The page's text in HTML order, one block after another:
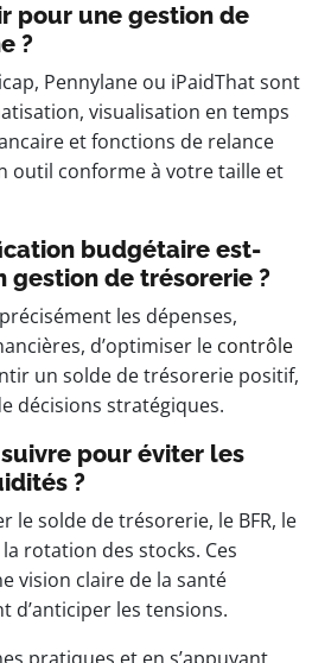
pour une gestion de
?
Pennylane ou iPaidThat sont
visualisation en temps
et fonctions de relance
outil conforme à votre taille et
budgétaire est-
de trésorerie ?
les dépenses,
d’optimiser le contrôle
un solde de trésorerie positif,
décisions stratégiques.
pour éviter les
?
le solde de trésorerie, le BFR, le
rotation des stocks. Ces
vision claire de la santé
d’anticiper les tensions.